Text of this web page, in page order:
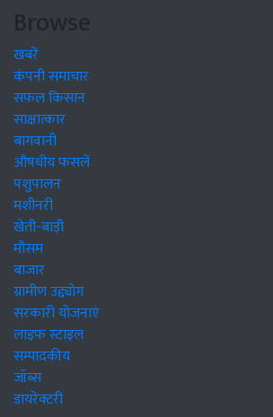
Browse
खबरें
कंपनी समाचार
सफल किसान
साक्षात्कार
बागवानी
औषधीय फसलें
पशुपालन
मशीनरी
खेती-बाड़ी
मौसम
बाजार
ग्रामीण उद्द्योग
सरकारी योजनाएं
लाइफ स्टाइल
सम्पादकीय
जॉब्स
डायरेक्टरी